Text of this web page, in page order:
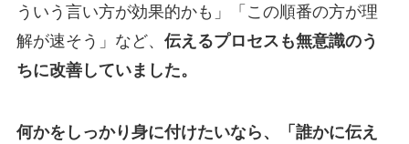
ういう言い方が効果的かも」「この順番の方が理
解が速そう」など、 伝えるプロセスも無意識のう
ちに改善していました。
何かをしっかり身に付けたいなら、「誰かに伝え